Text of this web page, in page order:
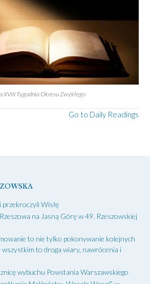
XVIII Tygodnia Okresu Zwykłego
Go to Daily Readings
przekroczyli Wisłę
na Jasną Górę w 49. Rzeszowskiej
to nie tylko pokonywanie kolejnych
to droga wiary, nawrócenia i
wybuchu Powstania Warszawskiego